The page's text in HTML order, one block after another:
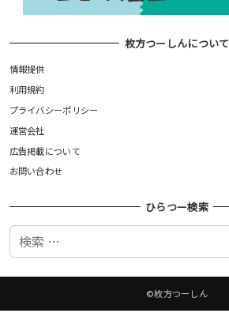
枚方つーしんについて
情報提供
利用規約
プライバシーポリシー
運営会社
広告掲載について
お問い合わせ
ひらつー検索
検
©枚方つーしん